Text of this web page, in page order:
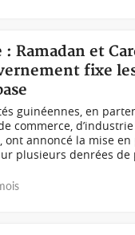
: Ramadan et
fixe
guinéennes, en
commerce,
ont annoncé la mise
plusieurs denrées de